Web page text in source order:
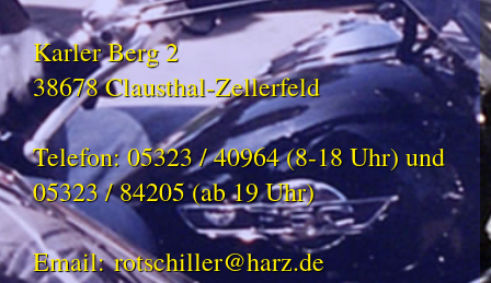
Karler Berg 2
38678 Clausthal-Zellerfeld
Telefon:05323 / 40964 (8-18 Uhr)und
05323 / 84205 (ab 19 Uhr)
Email:rotschiller@harz.de